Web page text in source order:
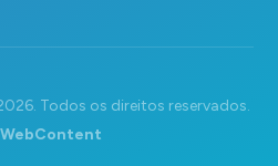
Todos os direitos reservados.
WebContent